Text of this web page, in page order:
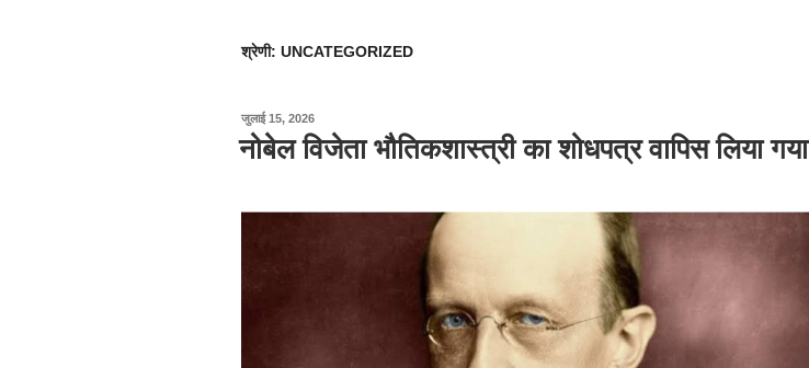
श्रेणी: UNCATEGORIZED
जुलाई 15, 2026पर
प्रकाशित
किया
नोबेल विजेता भौतिकशास्त्री का शोधपत्र वापिस लिया गया